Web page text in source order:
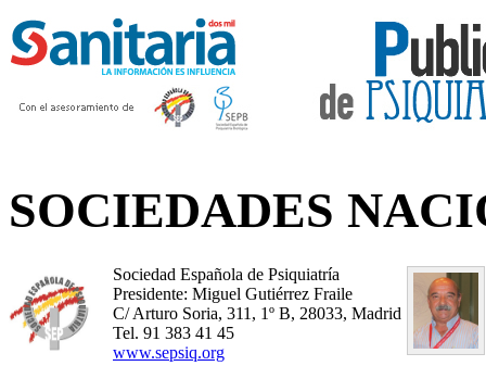
SOCIEDADES
Sociedad Española de Psiquiatría
Presidente: Miguel Gutiérrez Fraile
C/ Arturo Soria, 311, 1º B, 28033, Madrid
Tel. 91 383 41 45
www.sepsiq.org